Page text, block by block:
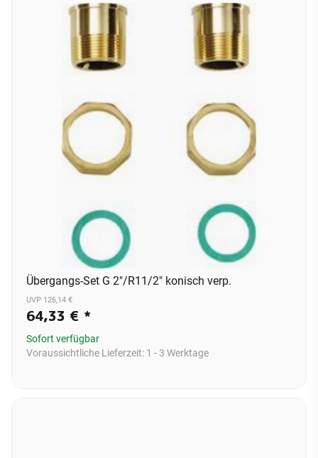
Übergangs-Set G 2"/R11/2" konisch verp.
UVP 126,14 €
64,33 € *
Sofort verfügbar
Voraussichtliche Lieferzeit: 1 - 3 Werktage